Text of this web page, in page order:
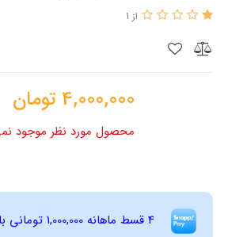
از 1
4,000,000 تومان
محصول مورد نظر موجود
4 قسط ماهانه